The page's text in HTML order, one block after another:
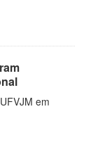
em